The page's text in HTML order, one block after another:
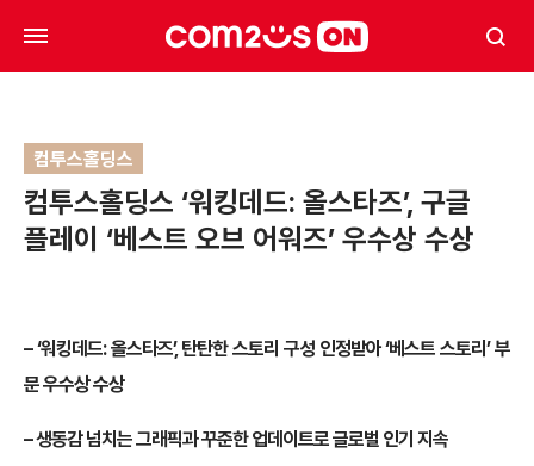
컴투스홀딩스
컴투스홀딩스 ‘워킹데드: 올스타즈’, 구글
플레이 ‘베스트 오브 어워즈’ 우수상 수상
– ‘워킹데드: 올스타즈’, 탄탄한 스토리 구성 인정받아 ‘베스트 스토리’ 부
문 우수상 수상
– 생동감 넘치는 그래픽과 꾸준한 업데이트로 글로벌 인기 지속